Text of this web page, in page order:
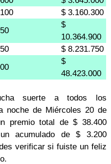
$ 3.160.300
$
10.364.900
$ 8.231.750
$
48.423.000
suerte a todos los
noche de Miércoles 20 de
premio total de $ 38.400
acumulado de $ 3.200
verificar si fuiste un feliz